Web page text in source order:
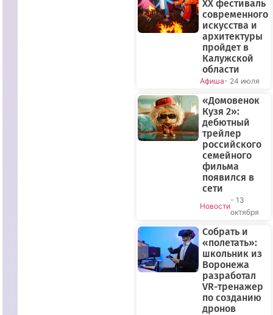
ПРЯМОЙ
ЭФИР
XX фестиваль
современного
искусства и
архитектуры
пройдет в
Калужской
области
Афиша- 24 июля
«Домовенок
Кузя 2»:
дебютный
трейлер
российского
семейного
фильма
появился в
сети
Новости
- 13
октября
Собрать и
«полетать»:
школьник из
Воронежа
разработал
VR-тренажер
по созданию
дронов